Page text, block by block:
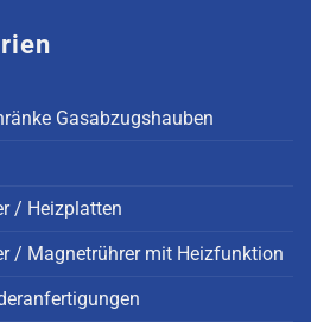
Gasabzugshauben
/ Heizplatten
/ Magnetrührer mit Heizfunktion